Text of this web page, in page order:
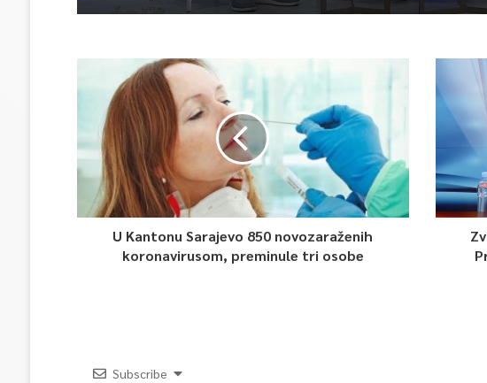
U Kantonu Sarajevo 850 novozaraženih
koronavirusom, preminule tri osobe
Subscribe